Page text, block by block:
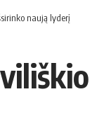
naują lyderį